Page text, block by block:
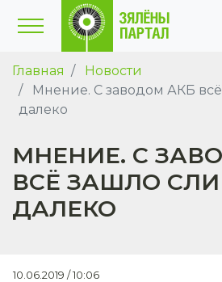
Главная
Новости
Мнение. С заводом АКБ
далеко
МНЕНИЕ. С
ВСЁ ЗАШЛО
ДАЛЕКО
10.06.2019 / 10:06